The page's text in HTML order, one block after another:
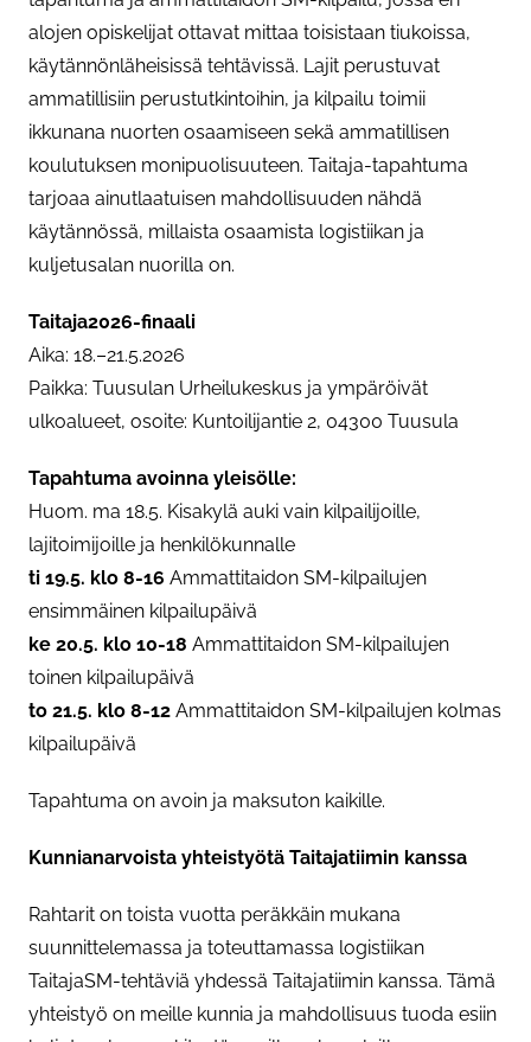
alojen opiskelijat ottavat mittaa toisistaan tiukoissa,
käytännönläheisissä tehtävissä. Lajit perustuvat
ammatillisiin perustutkintoihin, ja kilpailu toimii
ikkunana nuorten osaamiseen sekä ammatillisen
koulutuksen monipuolisuuteen. Taitaja-tapahtuma
tarjoaa ainutlaatuisen mahdollisuuden nähdä
käytännössä, millaista osaamista logistiikan ja
kuljetusalan nuorilla on.
Taitaja2026-finaali
Aika: 18.–21.5.2026
Paikka: Tuusulan Urheilukeskus ja ympäröivät
ulkoalueet, osoite: Kuntoilijantie 2, 04300 Tuusula
Tapahtuma avoinna yleisölle:
Huom. ma 18.5. Kisakylä auki vain kilpailijoille,
lajitoimijoille ja henkilökunnalle
ti 19.5. klo 8-16 Ammattitaidon SM-kilpailujen
ensimmäinen kilpailupäivä
ke 20.5. klo 10-18 Ammattitaidon SM-kilpailujen
toinen kilpailupäivä
to 21.5. klo 8-12 Ammattitaidon SM-kilpailujen kolmas
kilpailupäivä
Tapahtuma on avoin ja maksuton kaikille.
Kunnianarvoista yhteistyötä Taitajatiimin kanssa
Rahtarit on toista vuotta peräkkäin mukana
suunnittelemassa ja toteuttamassa logistiikan
TaitajaSM-tehtäviä yhdessä Taitajatiimin kanssa. Tämä
yhteistyö on meille kunnia ja mahdollisuus tuoda esiin